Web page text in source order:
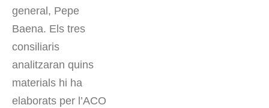
general, Pepe
Baena. Els tres
consiliaris
analitzaran quins
materials hi ha
elaborats per l’ACO